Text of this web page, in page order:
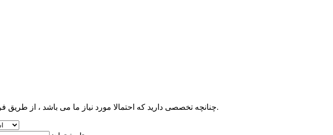
چنانچه تخصصی دارید که احتمالا مورد نیاز ما می باشد ، از طریق فرم زیر اطلاعات مورد نیاز را ثبت کنید. در صورت نیاز به تخصص شما در آینده ، با شما تماس خواهیم گرفت.